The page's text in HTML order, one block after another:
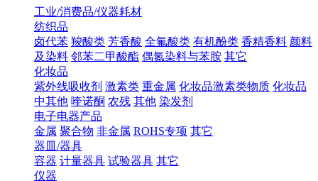
工业/消费品/仪器耗材
纺织品
卤代苯 羧酸类 芳香酸 全氟酸类 有机酚类 香精香料 颜料
及染料 邻苯二甲酸酯 偶氮染料与苯胺 其它
化妆品
紫外线吸收剂 激素类 重金属 化妆品激素类物质 化妆品
中其他 喹诺酮 农残 其他 染发剂
电子电器产品
金属 聚合物 非金属 ROHS专项 其它
器皿/器具
容器 计量器具 试验器具 其它
仪器